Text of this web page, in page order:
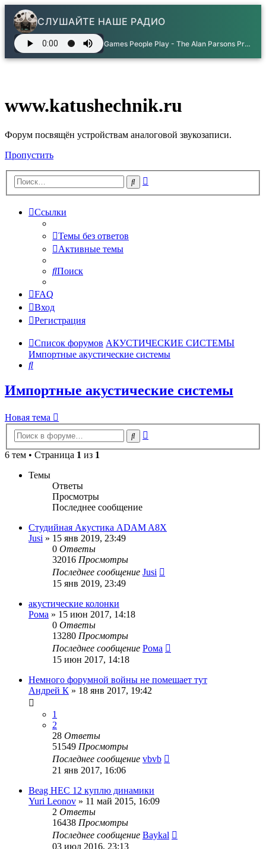
СЛУШАЙТЕ НАШЕ РАДИО
Games People Play - The Alan Parsons Project
www.katushechnik.ru
Форум посвящён устройствам аналоговой звукозаписи.
Пропустить
Поиск
Ссылки
Темы без ответов
Активные темы
Поиск
FAQ
Вход
Регистрация
Список форумов АКУСТИЧЕСКИЕ СИСТЕМЫ
Импортные акустические системы
Поиск
Импортные акустические системы
Новая тема
Поиск
6 тем • Страница 1 из 1
Темы
Ответы
Просмотры
Последнее сообщение
Студийная Акустика ADAM A8X
Jusi » 15 янв 2019, 23:49
0 Ответы
32016 Просмотры
Последнее сообщение Jusi
15 янв 2019, 23:49
акустические колонки
Рома » 15 июн 2017, 14:18
0 Ответы
13280 Просмотры
Последнее сообщение Рома
15 июн 2017, 14:18
Немного форумной войны не помешает тут
Андрей К » 18 янв 2017, 19:42
1
2
28 Ответы
51549 Просмотры
Последнее сообщение vbvb
21 янв 2017, 16:06
Beag HEC 12 куплю динамики
Yuri Leonov » 11 май 2015, 16:09
2 Ответы
16438 Просмотры
Последнее сообщение Baykal
03 июл 2016, 23:13